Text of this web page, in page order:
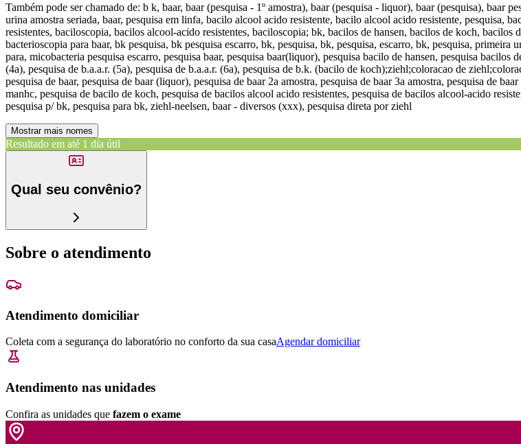
Também pode ser chamado de: b k, baar, baar (pesquisa - 1º amostra), baar (pesquisa - liquor), baar (pesquisa), baar
urina amostra seriada, baar, pesquisa em linfa, bacilo alcool acido resistente, bacilo alcool acido resistente, pesquisa,
resistentes, baciloscopia, bacilos alcool-acido resistentes, baciloscopia; bk, bacilos de hansen, bacilos de koch,
bacterioscopia para baar, bk pesquisa, bk pesquisa escarro, bk, pesquisa, bk, pesquisa, escarro, bk, pesquisa,
para, micobacteria pesquisa escarro, pesquisa baar, pesquisa baar(liquor), pesquisa bacilo de hansen, pesquisa
(4a), pesquisa de b.a.a.r. (5a), pesquisa de b.a.a.r. (6a), pesquisa de b.k. (bacilo de koch);ziehl;coloracao de
pesquisa de baar, pesquisa de baar (liquor), pesquisa de baar 2a amostra, pesquisa de baar 3a amostra, pesquisa de
manhc, pesquisa de bacilo de koch, pesquisa de bacilos alcool acido resistentes, pesquisa de bacilos alcool-acido
pesquisa p/ bk, pesquisa para bk, ziehl-neelsen, baar - diversos (xxx), pesquisa direta por ziehl
Mostrar mais nomes
Resultado em até 1 dia útil
Qual seu convênio?
Sobre o atendimento
Atendimento domiciliar
Coleta com a segurança do laboratório no conforto da sua casaAgendar domiciliar
Atendimento nas unidades
Confira as unidades que fazem o exame